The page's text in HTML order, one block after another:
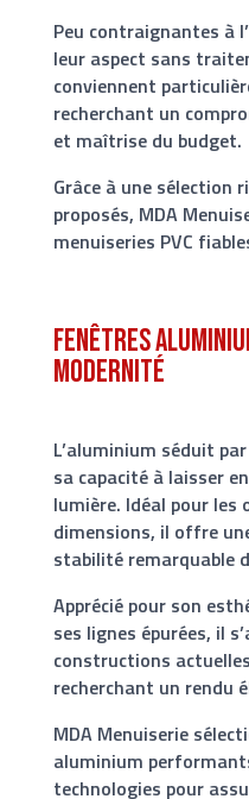
Peu contraignantes à
leur aspect sans
conviennent
recherchant un
et maîtrise du budget.
Grâce à une sélection
proposés, MDA
menuiseries PVC
Fenêtres
modernité
L’aluminium séduit
sa capacité à laisser
lumière. Idéal pour les
dimensions, il offre
stabilité remarquable
Apprécié pour son
ses lignes épurées, il
constructions
recherchant un rendu
MDA Menuiserie
aluminium
technologies pour